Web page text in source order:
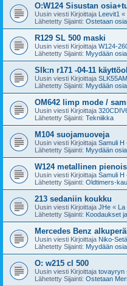
O:W124 Sisustan
Uusin viesti Kirjoittaja Leevit1 «
Lähetetty Sijainti: Ostetaan osia
R129 SL 500 maski
Uusin viesti Kirjoittaja W124-
Lähetetty Sijainti: Myydään osia
Slk:n r171 -04-11
Uusin viesti Kirjoittaja
Lähetetty Sijainti: Myydään osia
OM642 limp mode /
Uusin viesti Kirjoittaja
Lähetetty Sijainti: Tekniikka
M104 suojamuoveja
Uusin viesti Kirjoittaja Samuli H
Lähetetty Sijainti: Myydään osia
W124 metallinen
Uusin viesti Kirjoittaja Samuli H
Lähetetty Sijainti: Oldtimers-
213 sedaniin koukku
Uusin viesti Kirjoittaja JHe « La
Lähetetty Sijainti: Koodaukset
Mercedes Benz
Uusin viesti Kirjoittaja Niko-Setä
Lähetetty Sijainti: Myydään osia
O: w215 cl 500
Uusin viesti Kirjoittaja tovayryn
Lähetetty Sijainti: Ostetaan